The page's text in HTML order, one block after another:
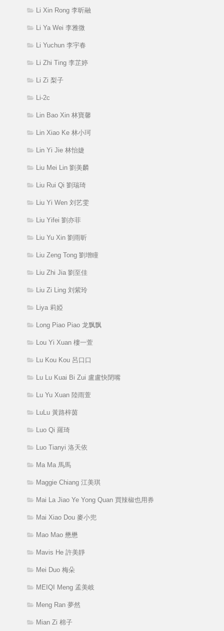
Li Xin Rong 李昕融
Li Ya Wei 李雅微
Li Yuchun 李宇春
Li Zhi Ting 李芷婷
Li Zi 梨子
Li-2c
Lin Bao Xin 林寶馨
Lin Xiao Ke 林小珂
Lin Yi Jie 林怡婕
Liu Mei Lin 劉美麟
Liu Rui Qi 劉瑞琦
Liu Yi Wen 刘艺雯
Liu Yifei 劉亦菲
Liu Yu Xin 劉雨昕
Liu Zeng Tong 劉增瞳
Liu Zhi Jia 劉至佳
Liu Zi Ling 刘紫玲
Liya 莉婭
Long Piao Piao 龙飘飘
Lou Yi Xuan 樓一萱
Lu Kou Kou 呂口口
Lu Lu Kuai Bi Zui 盧盧快閉嘴
Lu Yu Xuan 陸雨萱
LuLu 黃路梓茵
Luo Qi 羅琦
Luo Tianyi 洛天依
Ma Ma 馬馬
Maggie Chiang 江美琪
Mai La Jiao Ye Yong Quan 買辣椒也用券
Mai Xiao Dou 麥小兜
Mao Mao 懋懋
Mavis He 許美靜
Mei Duo 梅朵
MEIQI Meng 孟美岐
Meng Ran 夢然
Mian Zi 棉子